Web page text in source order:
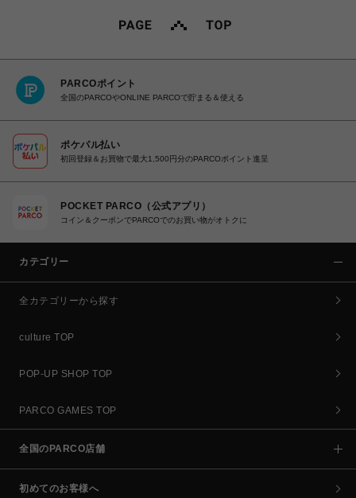
PARCOポイント
全国のPARCOやONLINE PARCOで貯まる＆使える
ポケパル払い
初回登録＆お買物で最大1,500円分のPARCOポイント進呈
POCKET PARCO（公式アプリ）
コイン＆クーポンでPARCOでのお買い物がオトクに
カテゴリー
全カテゴリーから探す
culture TOP
POP-UP SHOP TOP
PARCO GAMES TOP
全国のPARCO店舗
初めてのお客様へ